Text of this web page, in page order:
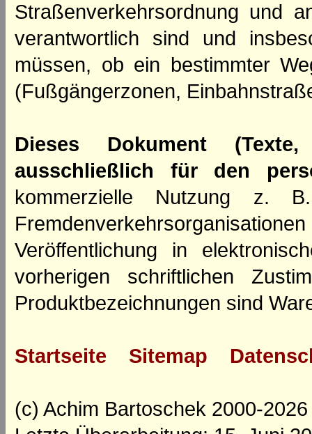
Straßenverkehrsordnung und
verantwortlich sind und
müssen, ob ein bestimmter
(Fußgängerzonen,
Dieses Dokument
ausschließlich für den
kommerzielle Nutzung z.
Veröffentlichung in
vorherigen schriftlichen
Produktbezeichnungen sind
Startseite Sitemap
(c) Achim Bartoschek 2000-2026